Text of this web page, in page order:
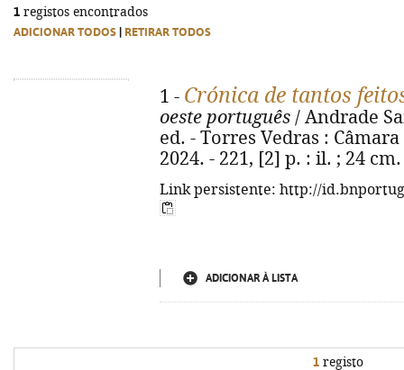
1 registos encontrados
ADICIONAR TODOS RETIRAR TODOS
1 - Crónica de tantos
oeste português / Andrade
ed. - Torres Vedras :
2024. - 221, [2] p. : il. ; 24
Link persistente: http://
ADICIONAR À LISTA
1 registo